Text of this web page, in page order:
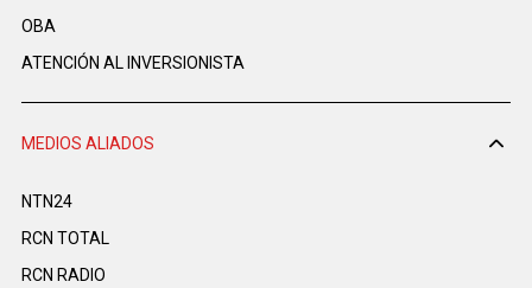
OBA
ATENCIÓN AL INVERSIONISTA
MEDIOS ALIADOS
NTN24
RCN TOTAL
RCN RADIO